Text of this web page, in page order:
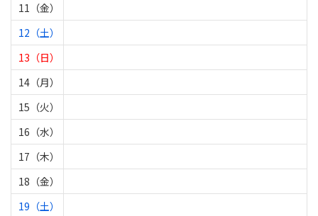
11（金）
12（土）
13（日）
14（月）
15（火）
16（水）
17（木）
18（金）
19（土）